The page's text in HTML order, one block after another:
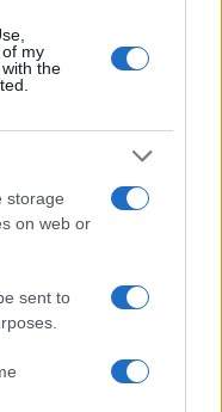
my
the
storage
on web or
sent to